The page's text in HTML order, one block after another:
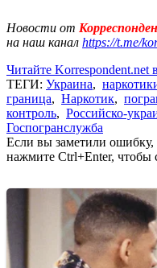
Новости от
на наш канал https://t.me/
Читайте Korrespondent.net
ТЕГИ: Украина,
граница, Наркотик,
контроль, Российско-
Госпогранслужба
Если вы заметили ошибку,
нажмите Ctrl+Enter, чтобы